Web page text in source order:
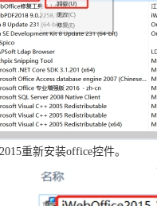
重新安装office控件。